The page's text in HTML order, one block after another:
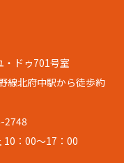
・ドゥ701号室
北府中駅から徒歩約
：00〜17：00